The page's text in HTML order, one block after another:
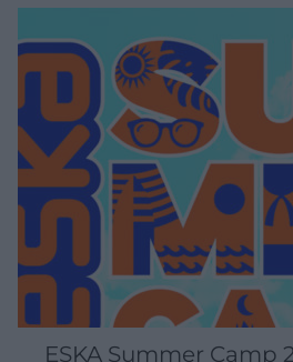
ESKA Summer Camp